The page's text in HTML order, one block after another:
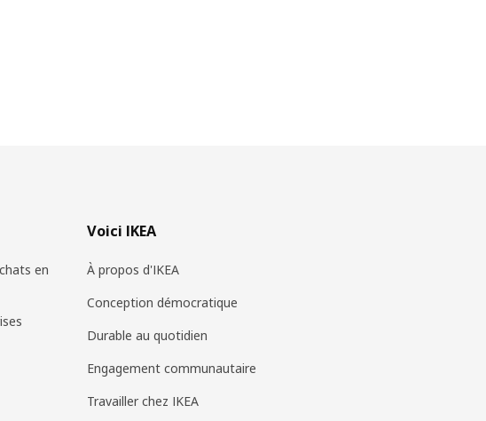
en
Voici IKEA
À propos d'IKEA
Conception démocratique
Durable au quotidien
Engagement communautaire
Travailler chez IKEA